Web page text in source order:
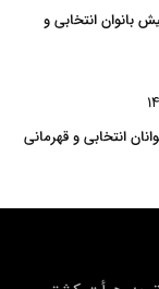
بانوان انتخابی و
انتخابی و قهرمانی